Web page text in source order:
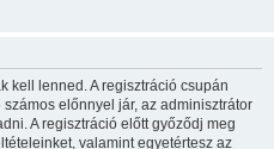
kell lenned. A regisztráció csupán
előnnyel jár, az adminisztrátor
A regisztráció előtt győződj meg
valamint egyetértesz az